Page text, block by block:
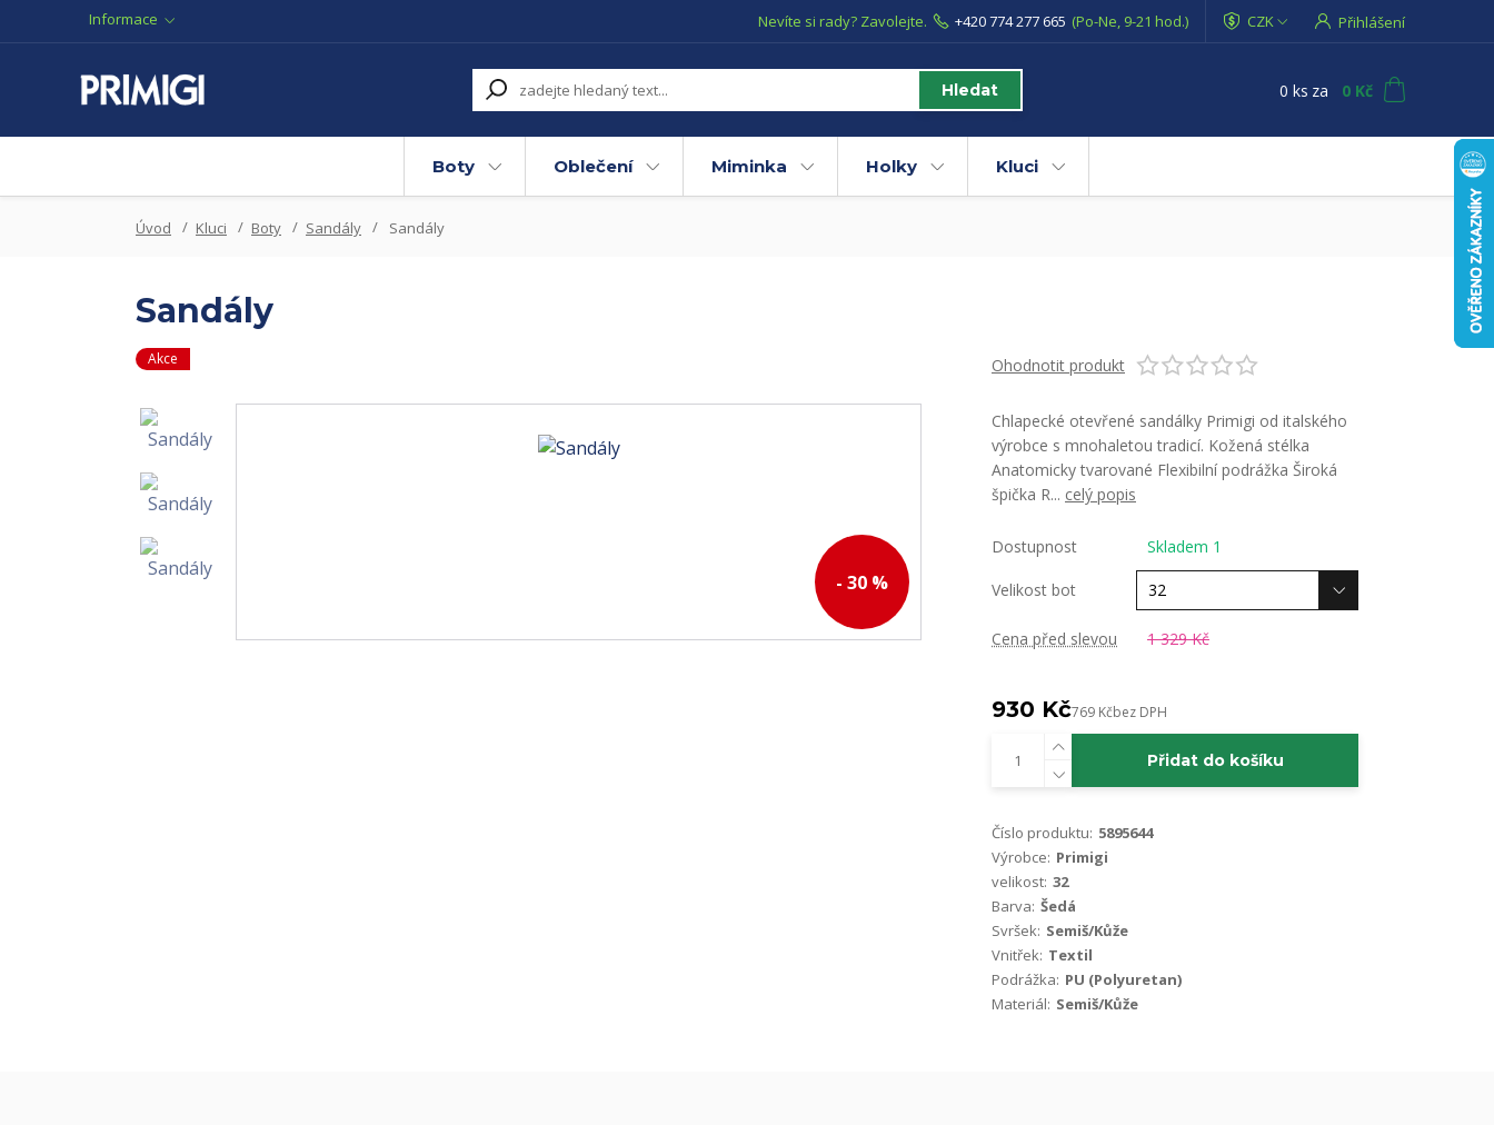
Informace CZK Přihlášení
Hledat
Nevíte si rady? Zavolejte. +420 774 277 665 (Po-Ne, 9-21 hod.)
0 ks za 0 Kč
Boty Oblečení Miminka Holky Kluci
Úvod Kluci Boty Sandály Sandály
Sandály
Akce
- 30 %
Ohodnotit produkt
Chlapecké otevřené sandálky Primigi od italského
výrobce s mnohaletou tradicí. Kožená stélka
Anatomicky tvarované Flexibilní podrážka Široká
špička R... celý popis
Dostupnost Skladem 1
Velikost bot
Cena před slevou 1 329 Kč
930 Kč769 Kčbez DPH
Přidat do košíku
Číslo produktu: 5895644
Výrobce: Primigi
velikost: 32
Barva: Šedá
Svršek: Semiš/Kůže
Vnitřek: Textil
Podrážka: PU (Polyuretan)
Materiál: Semiš/Kůže